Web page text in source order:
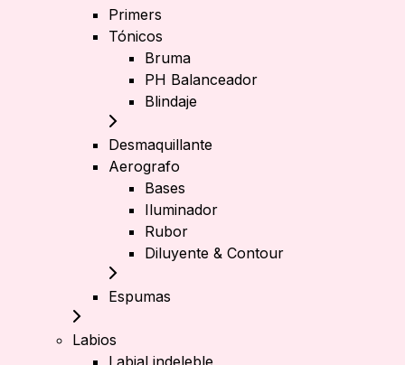
Primers
Tónicos
Bruma
PH Balanceador
Blindaje
Desmaquillante
Aerografo
Bases
Iluminador
Rubor
Diluyente & Contour
Espumas
Labios
Labial indeleble